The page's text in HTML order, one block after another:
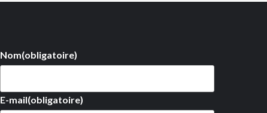
Nom(obligatoire)
E-mail(obligatoire)